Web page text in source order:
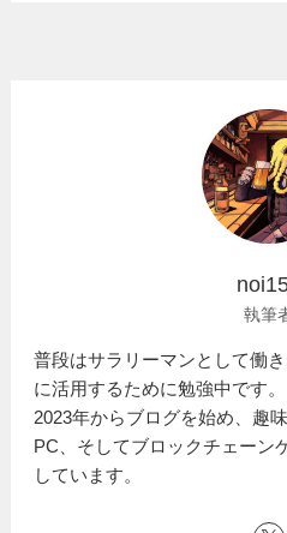
執筆
普段はサラリーマンとして働
に活用するために勉強中です。
2023年からブログを始め、趣
PC、そしてブロックチェーン
しています。